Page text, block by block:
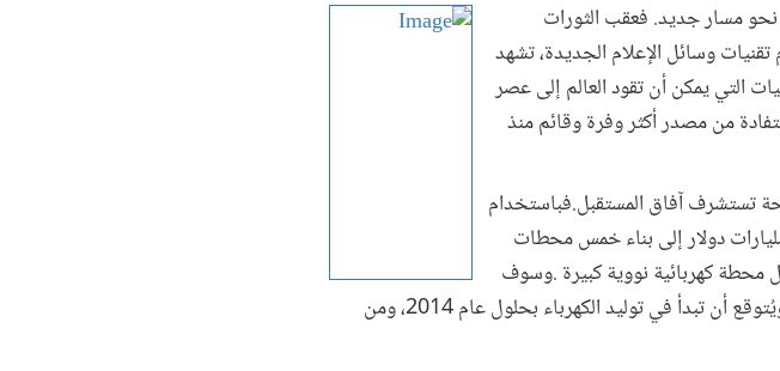
مسار جديد. فعقب الثورات
وسائل الإعلام الجديدة، تشهد
التي يمكن أن تقود العالم إلى عصر
من مصدر أكثر وفرة وقائم منذ
تستشرف آفاق المستقبل.فباستخدام
دولار إلى بناء خمس محطات
توليد 2000 ميغاوات، أي ما يعادل محطة كهربائية نووية كبيرة .وسوف
تقام أول محطة للطاقة الشمسية على هضبة ورزازات، جنوب جبال أطلس، ويُتوقع أن تبدأ في توليد الكهرباء بحلول عام 2014، ومن